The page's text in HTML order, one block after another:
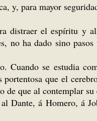
y, para mayor
distraer el espíritu y
ha dado sino
Cuando se estudia
que el
que al contemplar
á Homero, á